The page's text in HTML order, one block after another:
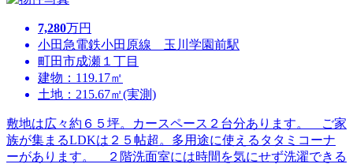
7,280万円
小田急電鉄小田原線 玉川学園前駅
町田市成瀬１丁目
建物：119.17㎡
土地：215.67㎡(実測)
敷地は広々約６５坪。カースペース２台分あります。 ご家
族が集まるLDKは２５帖超。多用途に使えるタタミコーナ
ーがあります。 ２階洗面室には時間を気にせず洗濯できる